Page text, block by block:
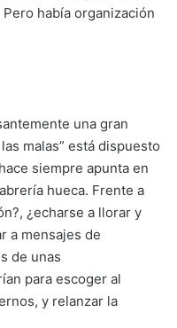
había organización
una gran
malas” está dispuesto
siempre apunta en
hueca. Frente a
¿echarse a llorar y
a mensajes de
de unas
para escoger al
y relanzar la